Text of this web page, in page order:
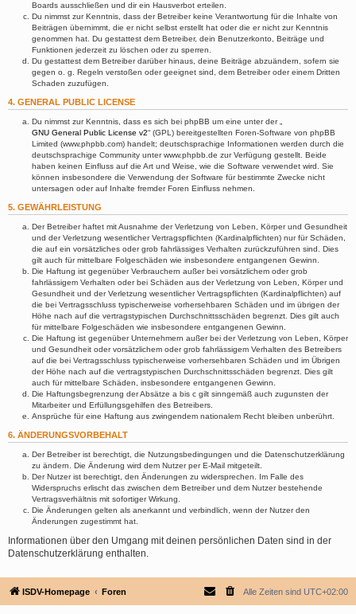
Boards ausschließen und dir ein Hausverbot erteilen.
Du nimmst zur Kenntnis, dass der Betreiber keine Verantwortung für die Inhalte von
Beiträgen übernimmt, die er nicht selbst erstellt hat oder die er nicht zur Kenntnis
genommen hat. Du gestattest dem Betreiber, dein Benutzerkonto, Beiträge und
Funktionen jederzeit zu löschen oder zu sperren.
Du gestattest dem Betreiber darüber hinaus, deine Beiträge abzuändern, sofern sie
gegen o. g. Regeln verstoßen oder geeignet sind, dem Betreiber oder einem Dritten
Schaden zuzufügen.
4. GENERAL PUBLIC LICENSE
Du nimmst zur Kenntnis, dass es sich bei phpBB um eine unter der „
GNU General Public License v2“ (GPL) bereitgestellten Foren-Software von phpBB
Limited (www.phpbb.com) handelt; deutschsprachige Informationen werden durch die
deutschsprachige Community unter www.phpbb.de zur Verfügung gestellt. Beide
haben keinen Einfluss auf die Art und Weise, wie die Software verwendet wird. Sie
können insbesondere die Verwendung der Software für bestimmte Zwecke nicht
untersagen oder auf Inhalte fremder Foren Einfluss nehmen.
5. GEWÄHRLEISTUNG
Der Betreiber haftet mit Ausnahme der Verletzung von Leben, Körper und Gesundheit
und der Verletzung wesentlicher Vertragspflichten (Kardinalpflichten) nur für Schäden,
die auf ein vorsätzliches oder grob fahrlässiges Verhalten zurückzuführen sind. Dies
gilt auch für mittelbare Folgeschäden wie insbesondere entgangenen Gewinn.
Die Haftung ist gegenüber Verbrauchern außer bei vorsätzlichem oder grob
fahrlässigem Verhalten oder bei Schäden aus der Verletzung von Leben, Körper und
Gesundheit und der Verletzung wesentlicher Vertragspflichten (Kardinalpflichten) auf
die bei Vertragsschluss typischerweise vorhersehbaren Schäden und im übrigen der
Höhe nach auf die vertragstypischen Durchschnittsschäden begrenzt. Dies gilt auch
für mittelbare Folgeschäden wie insbesondere entgangenen Gewinn.
Die Haftung ist gegenüber Unternehmern außer bei der Verletzung von Leben, Körper
und Gesundheit oder vorsätzlichem oder grob fahrlässigem Verhalten des Betreibers
auf die bei Vertragsschluss typischerweise vorhersehbaren Schäden und im Übrigen
der Höhe nach auf die vertragstypischen Durchschnittsschäden begrenzt. Dies gilt
auch für mittelbare Schäden, insbesondere entgangenen Gewinn.
Die Haftungsbegrenzung der Absätze a bis c gilt sinngemäß auch zugunsten der
Mitarbeiter und Erfüllungsgehilfen des Betreibers.
Ansprüche für eine Haftung aus zwingendem nationalem Recht bleiben unberührt.
6. ÄNDERUNGSVORBEHALT
Der Betreiber ist berechtigt, die Nutzungsbedingungen und die Datenschutzerklärung
zu ändern. Die Änderung wird dem Nutzer per E-Mail mitgeteilt.
Der Nutzer ist berechtigt, den Änderungen zu widersprechen. Im Falle des
Widerspruchs erlischt das zwischen dem Betreiber und dem Nutzer bestehende
Vertragsverhältnis mit sofortiger Wirkung.
Die Änderungen gelten als anerkannt und verbindlich, wenn der Nutzer den
Änderungen zugestimmt hat.
Informationen über den Umgang mit deinen persönlichen Daten sind in der
Datenschutzerklärung enthalten.
ISDV-Homepage Foren Alle Zeiten sind UTC+02:00